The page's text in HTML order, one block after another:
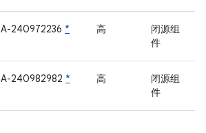
A-240972236 * 高
闭源组
件
A-240982982 * 高
闭源组
件